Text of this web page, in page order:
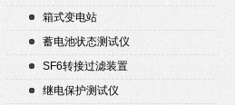
箱式变电站
蓄电池状态测试仪
SF6转接过滤装置
继电保护测试仪